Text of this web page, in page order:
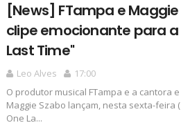
[News] FTampa e
clipe emocionante para a
Last Time"
Leo Alves
17:00
O produtor musical FTampa e a cantora
Maggie Szabo lançam, nesta sexta-feira
One La...